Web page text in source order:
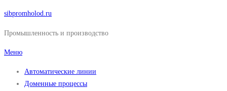
Перейти
содержимому
sibpromholod.ru
Промышленность и производство
Меню
Автоматические линии
Доменные процессы